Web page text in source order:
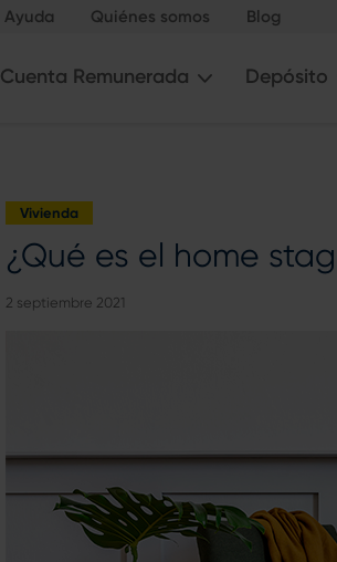
Ayuda Quiénes somos Blog
Cuenta Remunerada Depósito
Vivienda
¿Qué es el home
2 septiembre 2021